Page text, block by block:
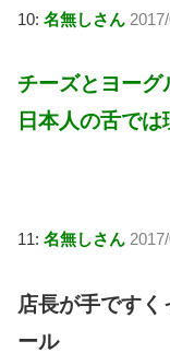
10: 名無しさん
チーズとヨー
日本人の舌で
11: 名無しさん
店長が手です
ール